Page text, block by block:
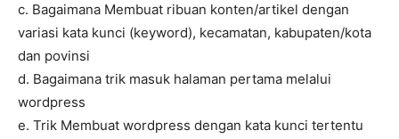
c. Bagaimana Membuat ribuan konten/artikel dengan
variasi kata kunci (keyword), kecamatan, kabupaten/kota
dan povinsi
d. Bagaimana trik masuk halaman pertama melalui
wordpress
e. Trik Membuat wordpress dengan kata kunci tertentu